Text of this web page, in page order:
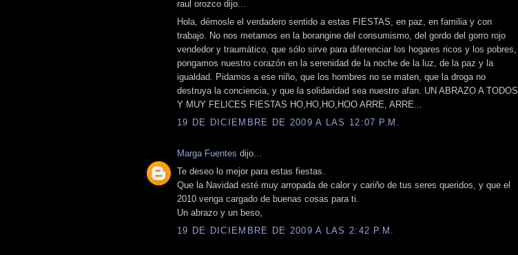
raul orozco dijo...
Hola, démosle el verdadero sentido a estas FIESTAS, en paz, en familia y con
trabajo. No nos metamos en la borangine del consumismo, del gordo del gorro rojo
vendedor y traumático, que sólo sirve para diferenciar los hogares ricos y los pobres,
pongamos nuestro corazón en la serenidad de la noche de la luz, de la paz y la
igualdad. Pidamos a ese niño, que los hombres no se maten, que la droga no
destruya la conciencia, y que la solidaridad sea nuestro afan. UN ABRAZO A TODOS
Y MUY FELICES FIESTAS HO,HO,HO,HOO ARRE, ARRE...
19 DE DICIEMBRE DE 2009 A LAS 12:07 P.M.
Marga Fuentes dijo...
Te deseo lo mejor para estas fiestas.
Que la Navidad esté muy arropada de calor y cariño de tus seres queridos, y que el
2010 venga cargado de buenas cosas para ti.
Un abrazo y un beso,
19 DE DICIEMBRE DE 2009 A LAS 2:42 P.M.